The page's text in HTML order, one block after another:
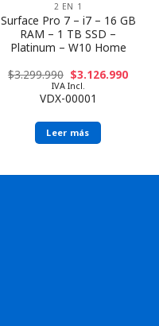
2 EN 1
Surface Pro 7 – i7 – 16 GB
RAM – 1 TB SSD –
Platinum – W10 Home
$3.299.990 $3.126.990
IVA Incl.
VDX-00001
Leer más